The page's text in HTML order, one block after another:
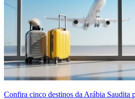
Confira cinco destinos da Arábia Saudita